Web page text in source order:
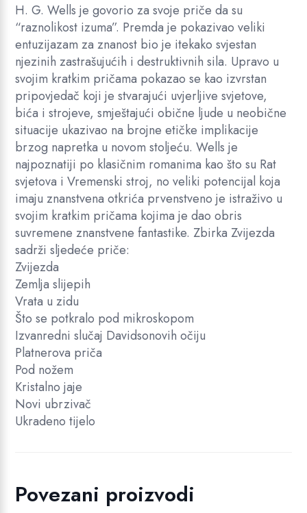
H. G. Wells je govorio za svoje priče da su
“raznolikost izuma”. Premda je pokazivao veliki
entuzijazam za znanost bio je itekako svjestan
njezinih zastrašujućih i destruktivnih sila. Upravo u
svojim kratkim pričama pokazao se kao izvrstan
pripovjedač koji je stvarajući uvjerljive svjetove,
bića i strojeve, smještajući obične ljude u neobične
situacije ukazivao na brojne etičke implikacije
brzog napretka u novom stoljeću. Wells je
najpoznatiji po klasičnim romanima kao što su Rat
svjetova i Vremenski stroj, no veliki potencijal koja
imaju znanstvena otkrića prvenstveno je istraživo u
svojim kratkim pričama kojima je dao obris
suvremene znanstvene fantastike. Zbirka Zvijezda
sadrži sljedeće priče:
Zvijezda
Zemlja slijepih
Vrata u zidu
Što se potkralo pod mikroskopom
Izvanredni slučaj Davidsonovih očiju
Platnerova priča
Pod nožem
Kristalno jaje
Novi ubrzivač
Ukradeno tijelo
Povezani proizvodi